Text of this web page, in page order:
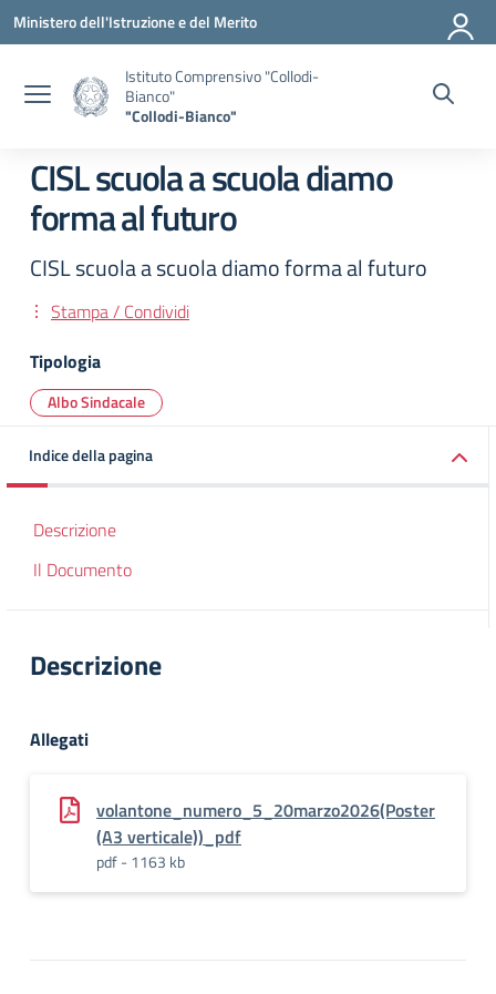
Vai ai contenuti
Vai al menu di navigazione
Vai al footer
Ministero dell'Istruzione e del Merito
Istituto Comprensivo "Collodi-
Bianco"
"Collodi-Bianco"
CISL scuola a scuola diamo
forma al futuro
CISL scuola a scuola diamo forma al futuro
Stampa / Condividi
Tipologia
Albo Sindacale
Indice della pagina
Descrizione
Il Documento
Descrizione
Allegati
volantone_numero_5_20marzo2026(Poster
(A3 verticale))_pdf
pdf - 1163 kb